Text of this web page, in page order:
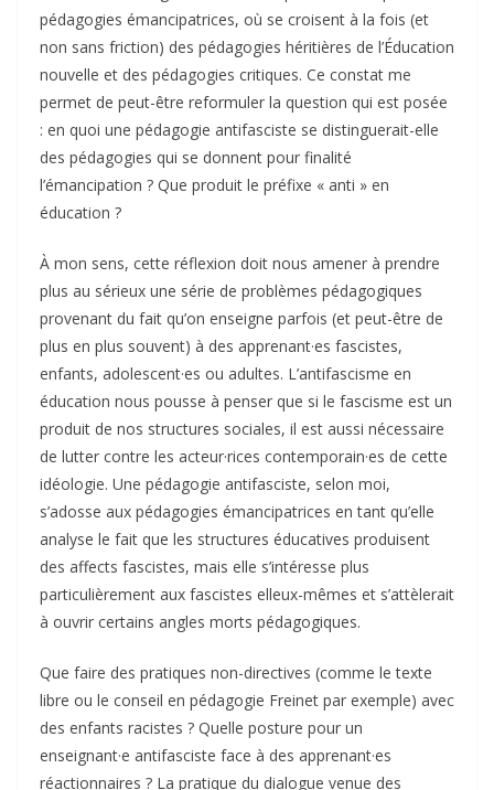
pédagogies émancipatrices, où se croisent à la fois (et
non sans friction) des pédagogies héritières de l’Éducation
nouvelle et des pédagogies critiques. Ce constat me
permet de peut-être reformuler la question qui est posée
: en quoi une pédagogie antifasciste se distinguerait-elle
des pédagogies qui se donnent pour finalité
l’émancipation ? Que produit le préfixe « anti » en
éducation ?
À mon sens, cette réflexion doit nous amener à prendre
plus au sérieux une série de problèmes pédagogiques
provenant du fait qu’on enseigne parfois (et peut-être de
plus en plus souvent) à des apprenant·es fascistes,
enfants, adolescent·es ou adultes. L’antifascisme en
éducation nous pousse à penser que si le fascisme est un
produit de nos structures sociales, il est aussi nécessaire
de lutter contre les acteur·rices contemporain·es de cette
idéologie. Une pédagogie antifasciste, selon moi,
s’adosse aux pédagogies émancipatrices en tant qu’elle
analyse le fait que les structures éducatives produisent
des affects fascistes, mais elle s’intéresse plus
particulièrement aux fascistes elleux-mêmes et s’attèlerait
à ouvrir certains angles morts pédagogiques.
Que faire des pratiques non-directives (comme le texte
libre ou le conseil en pédagogie Freinet par exemple) avec
des enfants racistes ? Quelle posture pour un
enseignant·e antifasciste face à des apprenant·es
réactionnaires ? La pratique du dialogue venue des